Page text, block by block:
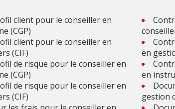
client pour le conseiller en
(CGP)
client pour le conseiller en
(CIF)
de risque pour le conseiller en
(CGP)
de risque pour le conseiller en
(CIF)
en
en
gestion